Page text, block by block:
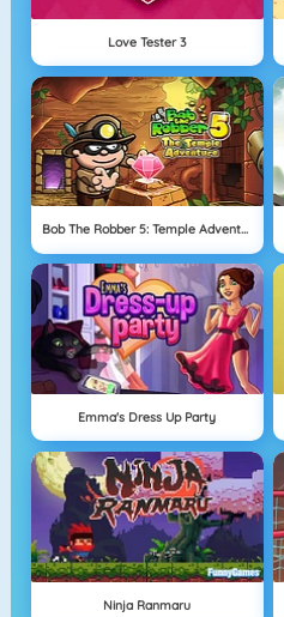
Love Tester 3
Bob The Robber 5: Temple Adventure
Emma's Dress Up Party
Ninja Ranmaru